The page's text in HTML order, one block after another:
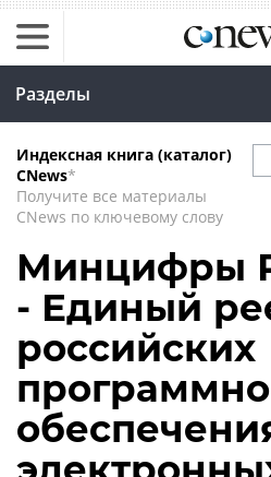
Разделы
Индексная книга (каталог)
CNews*
Получите все материалы
CNews по ключевому слову
Минцифры
- Единый
российских